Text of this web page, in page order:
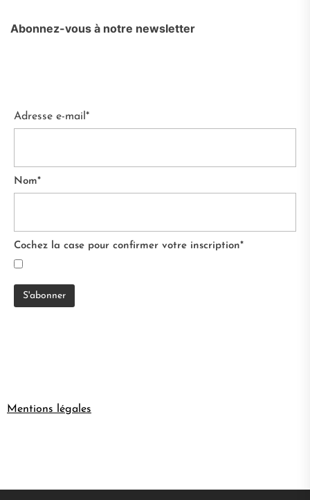
Abonnez-vous à notre newsletter
Adresse e-mail*
Nom*
Cochez la case pour confirmer votre inscription*
Mentions légales